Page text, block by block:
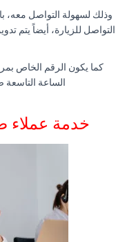
وذلك لسهولة التواصل معه،
التواصل للزيارة، أيضاً يتم
كما يكون الرقم الخاص
الساعة
خدمة عملاء